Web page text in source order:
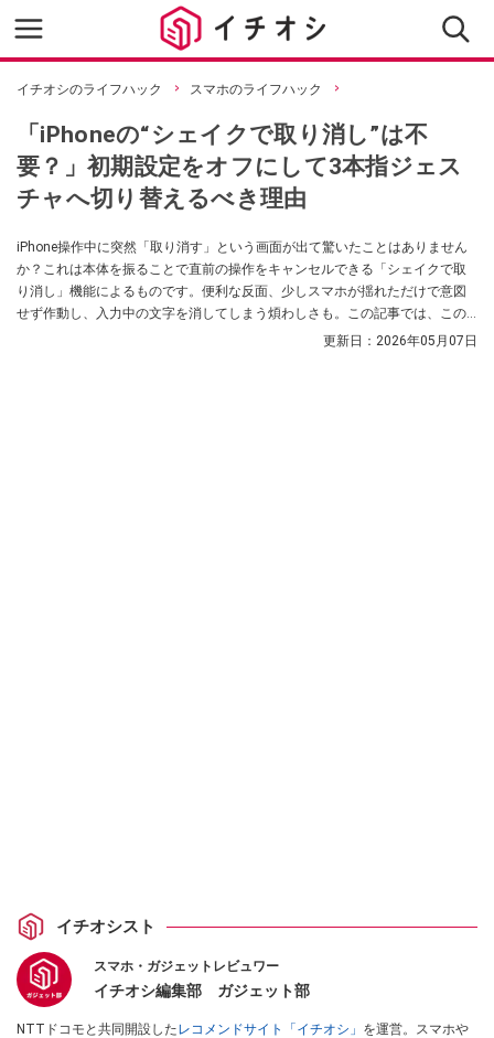
イチオシのライフハック スマホのライフハック
「iPhoneの“シェイクで取り消し”は不
要？」初期設定をオフにして3本指ジェス
チャへ切り替えるべき理由
iPhone操作中に突然「取り消す」という画面が出て驚いたことはありません
か？これは本体を振ることで直前の操作をキャンセルできる「シェイクで取
り消し」機能によるものです。便利な反面、少しスマホが揺れただけで意図
せず作動し、入力中の文字を消してしまう煩わしさも。この記事では、この
機能をオフにして誤操作を防ぐ設定方法と、より確実な代替ジェスチャを解
更新日： 2026年05月07日
イチオシスト
スマホ・ガジェットレビュワー
イチオシ編集部 ガジェット部
NTTドコモと共同開設したレコメンドサイト「イチオシ」 を運営。スマホや